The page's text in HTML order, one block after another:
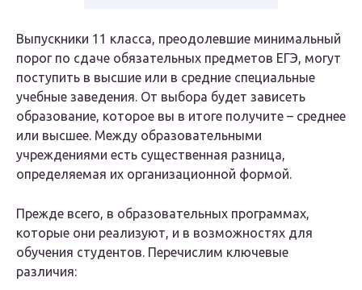
Выпускники 11 класса, преодолевшие минимальный
порог по сдаче обязательных предметов ЕГЭ, могут
поступить в высшие или в средние специальные
учебные заведения. От выбора будет зависеть
образование, которое вы в итоге получите – среднее
или высшее. Между образовательными
учреждениями есть существенная разница,
определяемая их организационной формой.
Прежде всего, в образовательных программах,
которые они реализуют, и в возможностях для
обучения студентов. Перечислим ключевые
различия: